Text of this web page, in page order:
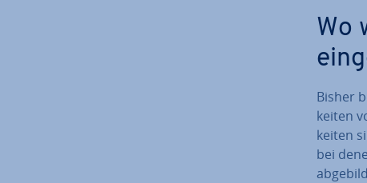
Wo
Bisher
kei­ten
kei­ten
bei